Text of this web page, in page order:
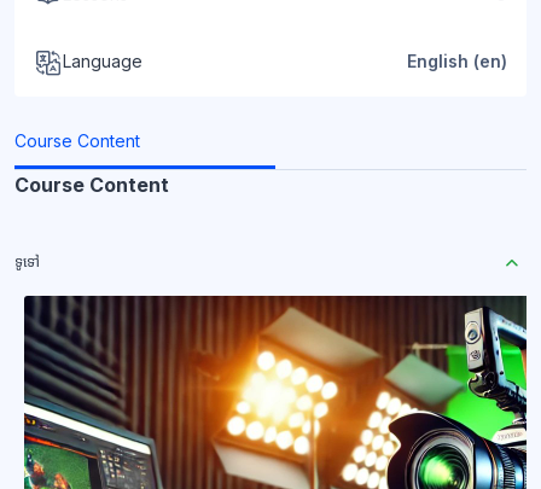
Language English ‎(en)‎
Course Content
Course Content
ទូទៅ